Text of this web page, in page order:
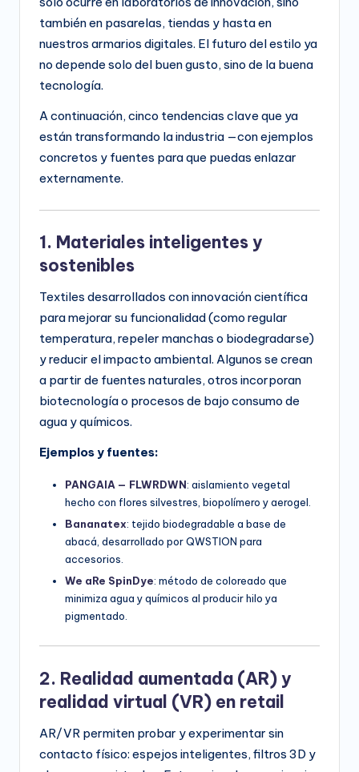
también en pasarelas, tiendas y hasta en
nuestros armarios digitales. El futuro del estilo ya
no depende solo del buen gusto, sino de la buena
tecnología.
A continuación, cinco tendencias clave que ya
están transformando la industria —con ejemplos
concretos y fuentes para que puedas enlazar
externamente.
1. Materiales inteligentes y
sostenibles
Textiles desarrollados con innovación científica
para mejorar su funcionalidad (como regular
temperatura, repeler manchas o biodegradarse)
y reducir el impacto ambiental. Algunos se crean
a partir de fuentes naturales, otros incorporan
biotecnología o procesos de bajo consumo de
agua y químicos.
Ejemplos y fuentes:
PANGAIA — FLWRDWN: aislamiento vegetal
hecho con flores silvestres, biopolímero y aerogel.
Bananatex: tejido biodegradable a base de
abacá, desarrollado por QWSTION para
accesorios.
We aRe SpinDye: método de coloreado que
minimiza agua y químicos al producir hilo ya
pigmentado.
2. Realidad aumentada (AR) y
realidad virtual (VR) en retail
AR/VR permiten probar y experimentar sin
contacto físico: espejos inteligentes, filtros 3D y